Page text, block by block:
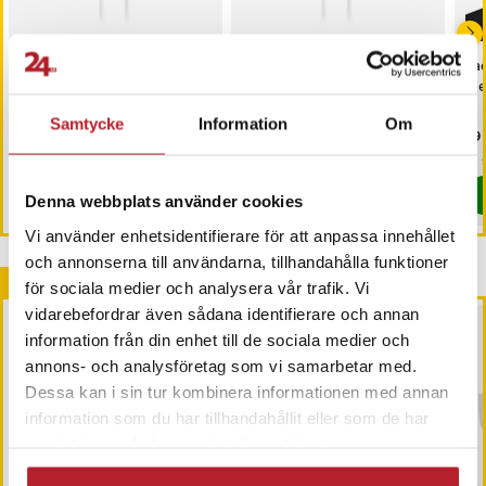
Samtycke Information Om
Denna webbplats använder cookies
Vi använder enhetsidentifierare för att anpassa innehållet
och annonserna till användarna, tillhandahålla funktioner
för sociala medier och analysera vår trafik. Vi
vidarebefordrar även sådana identifierare och annan
information från din enhet till de sociala medier och
annons- och analysföretag som vi samarbetar med.
Dessa kan i sin tur kombinera informationen med annan
information som du har tillhandahållit eller som de har
Maxlife laddkabel till
:49 kr
49 kr
I lager, levereras inom 1-2 vardagar
Köp
Maxlife laddkabel till
Pris:49 kr
49 kr
Just nu har vi bara 3 kvar av denna
Andra köpte också